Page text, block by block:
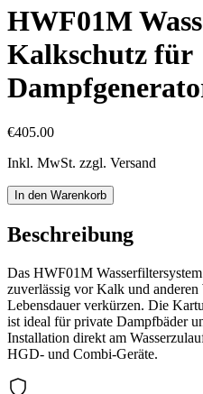
HWF01M
Kalkschutz für
€405.00
Inkl. MwSt. zzgl. Versand
In den Warenkorb
Beschreibung
Das HWF01M
zuverlässig vor Kalk und anderen
Lebensdauer verkürzen. Die
ist ideal für private Dampfbäder
Installation direkt am
HGD- und Combi-Geräte.